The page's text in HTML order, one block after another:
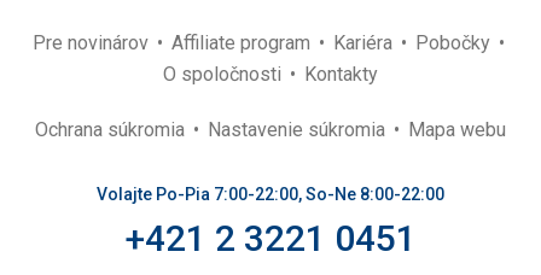
Pre novinárov Affiliate program Kariéra
Pobočky
O spoločnosti
Kontakty
Ochrana súkromia Nastavenie súkromia Mapa webu
Volajte Po-Pia 7:00-22:00, So-Ne 8:00-22:00
+421 2 3221 0451